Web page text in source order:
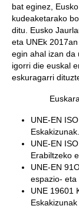
bat eginez,
kudeaketarako
ditu. Eusko
eta UNEk
egin ahal izan da
igorri die euskal
eskuragarri
Euskarara
UNE-EN
Eskakizunak.
UNE-EN
Erabiltzeko
UNE-EN
espazio-
UNE 19601